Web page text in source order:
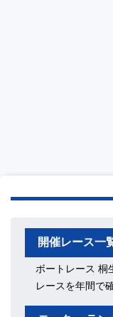
開催レース一
ボートレース 桐
レースを年間で